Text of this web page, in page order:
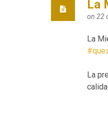
La
on 22
La
La